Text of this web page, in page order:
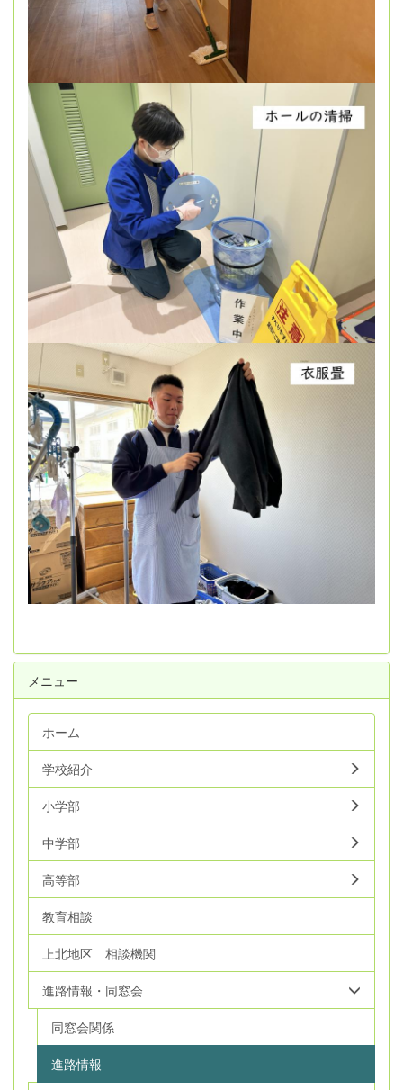
メニュー
ホーム
学校紹介
小学部
中学部
高等部
教育相談
上北地区 相談機関
進路情報・同窓会
同窓会関係
進路情報